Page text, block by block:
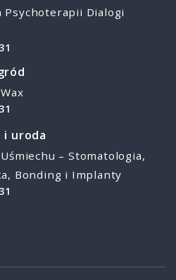
Psychoterapii Dialogi
i uroda
– Stomatologia,
Bonding i Implanty